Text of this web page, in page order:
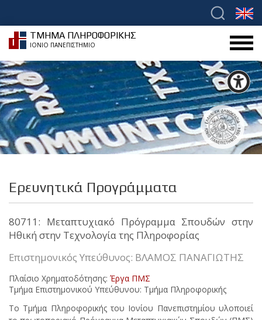
ΤΜΗΜΑ ΠΛΗΡΟΦΟΡΙΚΗΣ
ΙΟΝΙΟ ΠΑΝΕΠΙΣΤΗΜΙΟ
Ερευνητικά Προγράμματα
80711: Μεταπτυχιακό Πρόγραμμα Σπουδών στην
Ηθική στην Τεχνολογία της Πληροφορίας
Επιστημονικός Υπεύθυνος: ΒΛΑΜΟΣ ΠΑΝΑΓΙΩΤΗΣ
Πλαίσιο Χρηματοδότησης: Έργα ΠΜΣ
Τμήμα Επιστημονικού Υπεύθυνου: Τμήμα Πληροφορικής
Το Τμήμα Πληροφορικής του Ιονίου Πανεπιστημίου υλοποιεί